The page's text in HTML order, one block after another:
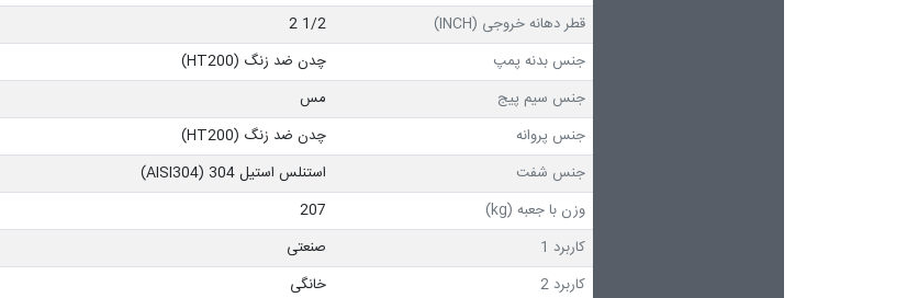
قطر دهانه خروجی (INCH)
1/2 2
جنس بدنه پمپ
چدن ضد زنگ (HT200)
جنس سیم پیج
مس
جنس پروانه
چدن ضد زنگ (HT200)
جنس شفت
استنلس استیل 304 (AISI304)
وزن با جعبه (kg)
207
کاربرد 1
صنعتی
کاربرد 2
خانگی